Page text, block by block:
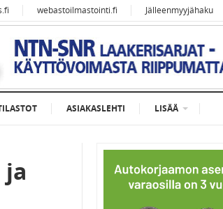
webastoilmastointi.fi Jälleenmyyjähaku
ASIAKASLEHTI LISÄÄ